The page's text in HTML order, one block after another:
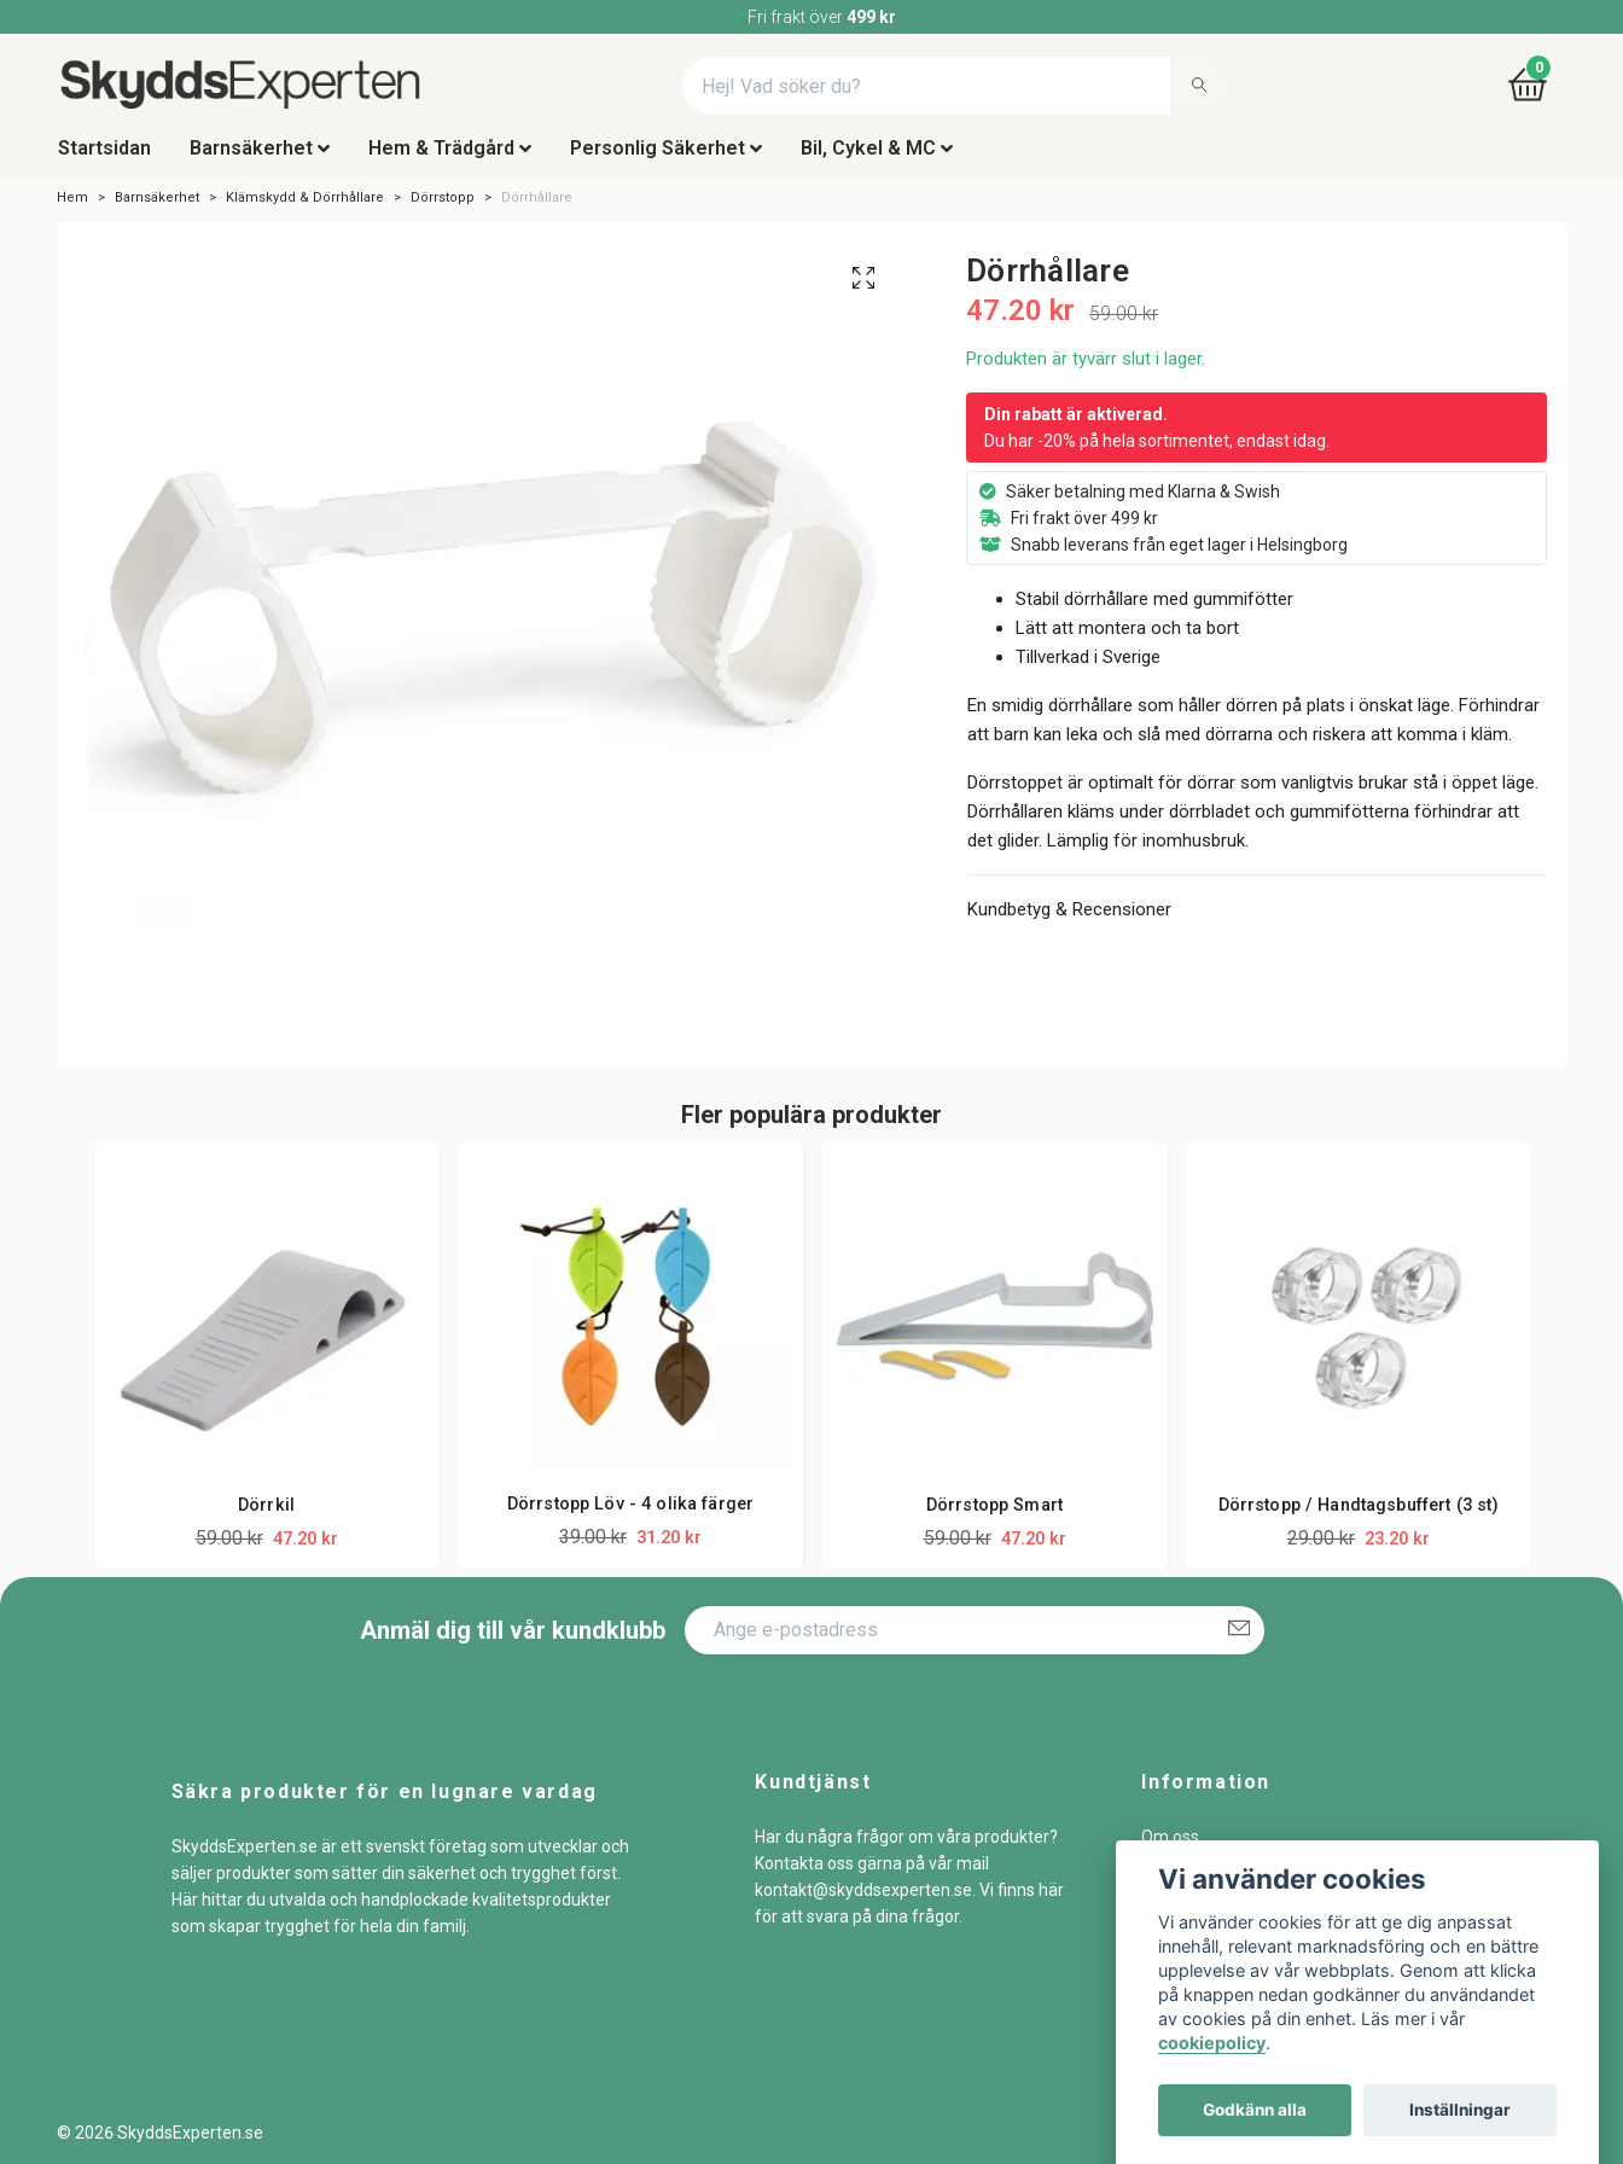
Fri frakt över 499 kr
0
Startsidan Barnsäkerhet Hem & Trädgård Personlig Säkerhet Bil, Cykel & MC
Hem Barnsäkerhet Klämskydd & Dörrhållare Dörrstopp Dörrhållare
Dörrhållare
47.20 kr 59.00 kr
Produkten är tyvärr slut i lager.
Din rabatt är aktiverad.
Du har -20% på hela sortimentet, endast idag.
Säker betalning med Klarna & Swish
Fri frakt över 499 kr
Snabb leverans från eget lager i Helsingborg
Stabil dörrhållare med gummifötter
Lätt att montera och ta bort
Tillverkad i Sverige
En smidig dörrhållare som håller dörren på plats i önskat läge. Förhindrar
att barn kan leka och slå med dörrarna och riskera att komma i kläm.
Dörrstoppet är optimalt för dörrar som vanligtvis brukar stå i öppet läge.
Dörrhållaren kläms under dörrbladet och gummifötterna förhindrar att
det glider. Lämplig för inomhusbruk.
Kundbetyg & Recensioner
Fler populära produkter
Dörrkil
59.00 kr 47.20 kr
Dörrstopp Löv - 4 olika färger
39.00 kr 31.20 kr
Dörrstopp Smart
59.00 kr 47.20 kr
Dörrstopp / Handtagsbuffert (3 st)
29.00 kr 23.20 kr
Anmäl dig till vår kundklubb
Säkra produkter för en lugnare vardag
SkyddsExperten.se är ett svenskt företag som utvecklar och
säljer produkter som sätter din säkerhet och trygghet först.
Här hittar du utvalda och handplockade kvalitetsprodukter
som skapar trygghet för hela din familj.
Kundtjänst
Har du några frågor om våra produkter?
Kontakta oss gärna på vår mail
kontakt@skyddsexperten.se . Vi finns här
för att svara på dina frågor.
Information
Om oss
Handla som företag
Guider & Tips
Köpvillkor
Kontakta oss
© 2026 SkyddsExperten.se
Vi använder cookies
Vi använder cookies för att ge dig anpassat
innehåll, relevant marknadsföring och en bättre
upplevelse av vår webbplats. Genom att klicka
på knappen nedan godkänner du användandet
av cookies på din enhet. Läs mer i vår
cookiepolicy.
Godkänn alla Inställningar